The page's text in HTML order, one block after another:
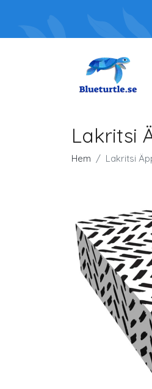
Lakritsi
Hem Lakritsi